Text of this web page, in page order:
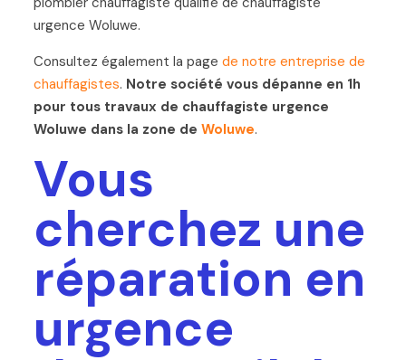
urgence Woluwe.
Consultez également la page de notre entreprise de
chauffagistes. Notre société vous dépanne en 1h
pour tous travaux de chauffagiste urgence
Woluwe dans la zone de Woluwe.
Vous
cherchez une
réparation en
urgence